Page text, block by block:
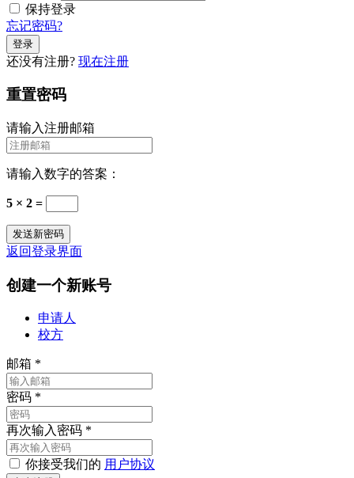
保持登录
忘记密码?
还没有注册? 现在注册
重置密码
请输入注册邮箱
请输入数字的答案：
5 × 2 =
返回登录界面
创建一个新账号
申请人
校方
邮箱 *
密码 *
再次输入密码 *
你接受我们的 用户协议